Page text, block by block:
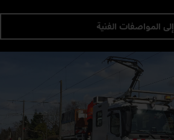
إلى المواصفات الفنية